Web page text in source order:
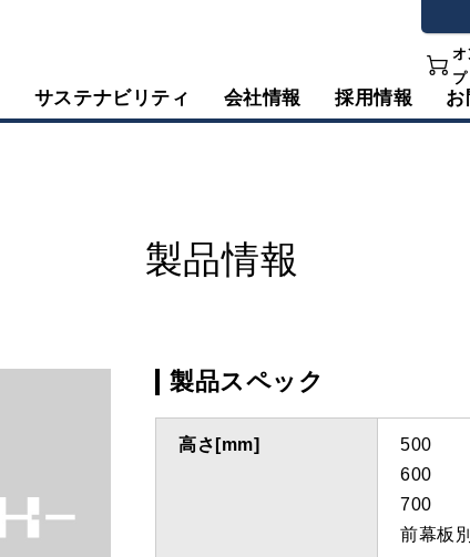
オ
プ
サステナビリティ 会社情報 採用情報 お
製品情報
製品スペック
高さ[mm]
500
600
700
前幕板